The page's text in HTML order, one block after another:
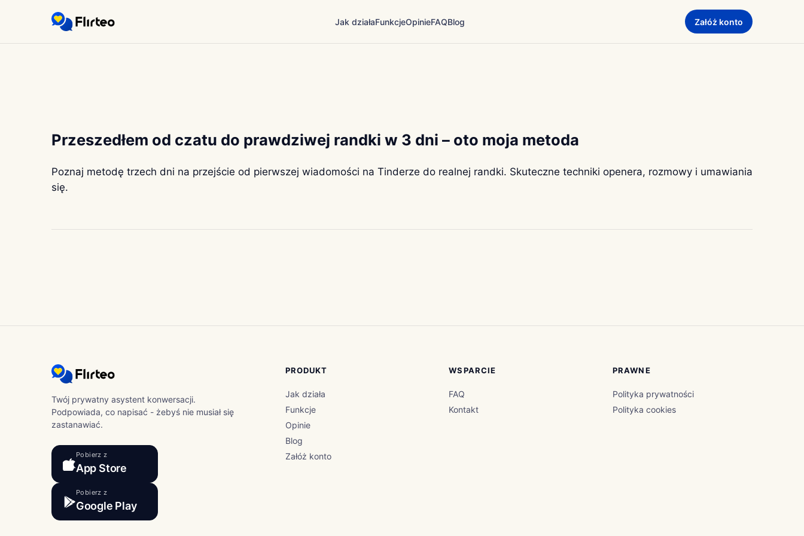
Jak działaFunkcjeOpinieFAQBlog Załóż konto
Przeszedłem od czatu do prawdziwej randki w 3 dni – oto moja metoda
Poznaj metodę trzech dni na przejście od pierwszej wiadomości na Tinderze do realnej randki. Skuteczne techniki openera, rozmowy i umawiania
się.
Twój prywatny asystent konwersacji.
Podpowiada, co napisać - żebyś nie musiał się
zastanawiać.
Pobierz z
App Store
Pobierz z
Google Play
PRODUKT
Jak działa
Funkcje
Opinie
Blog
Załóż konto
WSPARCIE
FAQ
Kontakt
PRAWNE
Polityka prywatności
Polityka cookies